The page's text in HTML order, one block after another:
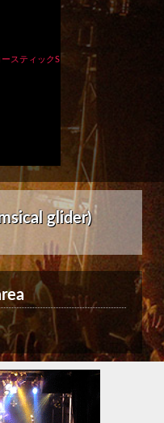
スティックS
glider)